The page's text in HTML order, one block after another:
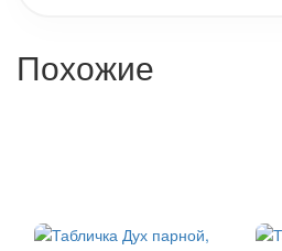
Похожие